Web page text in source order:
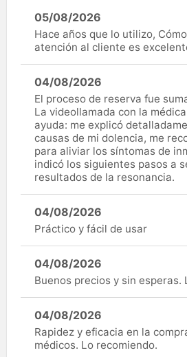
05/08/2026
Hace años que lo utilizo,
atención al cliente es
04/08/2026
El proceso de reserva fue
La videollamada con la
ayuda: me explicó
causas de mi dolencia, me
para aliviar los síntomas de
indicó los siguientes pasos a
resultados de la resonancia.
04/08/2026
Práctico y fácil de usar
04/08/2026
Buenos precios y sin esperas.
04/08/2026
Rapidez y eficacia en la
médicos. Lo recomiendo.